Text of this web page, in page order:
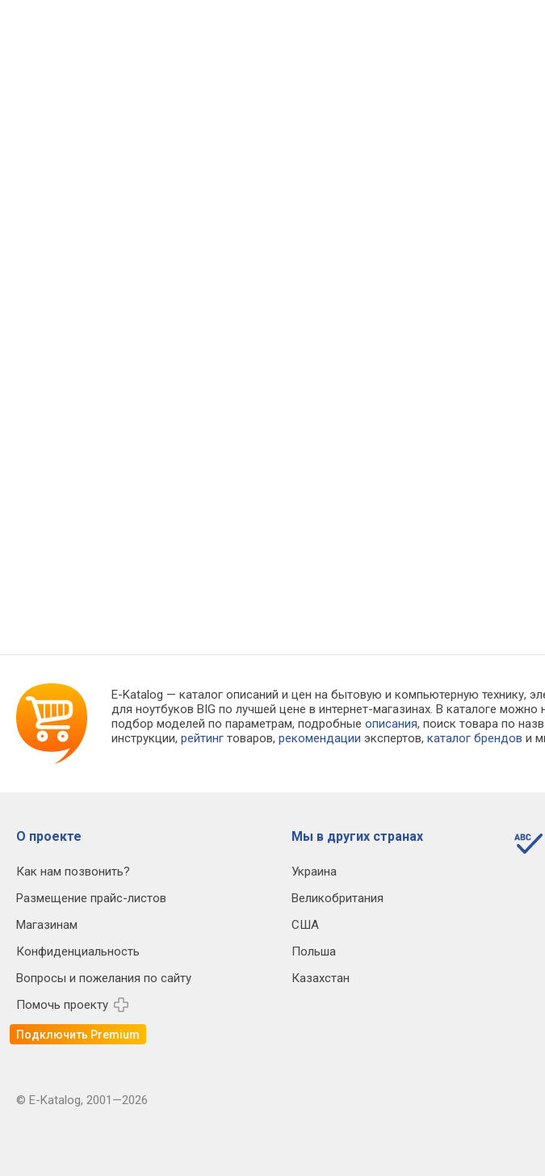
E-Katalog — каталог описаний и цен на бытовую и компьютерную технику,
для ноутбуков BIG по лучшей цене в интернет-магазинах. В каталоге
подбор моделей по параметрам, подробныеописания, поиск товара по
инструкции,рейтинг товаров,рекомендации экспертов,каталог брендов и
О проекте
Как нам позвонить?
Размещение прайс-листов
Магазинам
Конфиденциальность
Вопросы и пожелания по сайту
Помочь проекту
Подключить Premium
Мы в других странах
Украина
Великобритания
США
Польша
Казахстан
© E-Katalog, 2001—2026